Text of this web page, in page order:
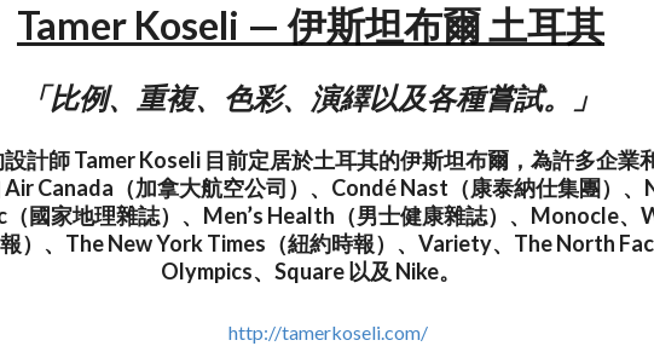
Tamer Koseli — 伊斯坦布爾 土耳其
「比例、重複、色彩、演繹以及各種嘗試。」
計師 Tamer Koseli 目前定居於土耳其的伊斯坦布爾，為許多企業
Air Canada（加拿大航空公司）、Condé Nast（康泰納仕集團）
國家地理雜誌）、Men’s Health（男士健康雜誌）、Monocle、
）、The New York Times（紐約時報）、Variety、The North
Olympics、Square 以及 Nike。
http://tamerkoseli.com/